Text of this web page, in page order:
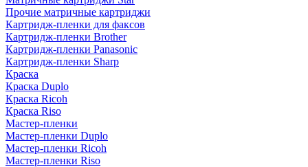
Прочие матричные картриджи
Картридж-пленки для факсов
Картридж-пленки Brother
Картридж-пленки Panasonic
Картридж-пленки Sharp
Краска
Краска Duplo
Краска Ricoh
Краска Riso
Мастер-пленки
Мастер-пленки Duplo
Мастер-пленки Ricoh
Мастер-пленки Riso